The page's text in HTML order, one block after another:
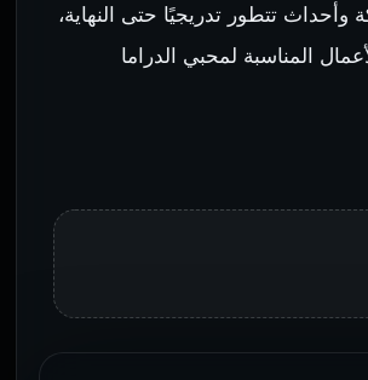
تتطور تدريجيًا حتى النهاية،
المناسبة لمحبي الدراما